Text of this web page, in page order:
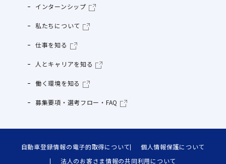
インターンシップ
私たちについて
仕事を知る
人とキャリアを知る
働く環境を知る
募集要項・選考フロー・FAQ
自動車登録情報の電子的取得について
個人情報保護について
法人のお客さま情報の共同利用について